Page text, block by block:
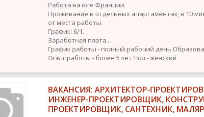
Работа на юге Франции.
Проживание в отдельных апартаментах, в 10
от места работы.
График: 6/1.
Заработная плата...
График работы - полный рабочий день
Опыт работы - более 5 лет Пол - женский
ВАКАНСИЯ: АРХИТЕКТОР-
ИНЖЕНЕР-ПРОЕКТИРОВЩИК,
ПРОЕКТИРОВЩИК, САНТЕХНИК, МАЛЯР